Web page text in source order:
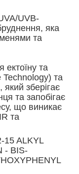
UVB-
яка
та
ектоїну та
Technology) та
зберігає
та запобігає
що виникає
та
15 ALKYL
- BIS-